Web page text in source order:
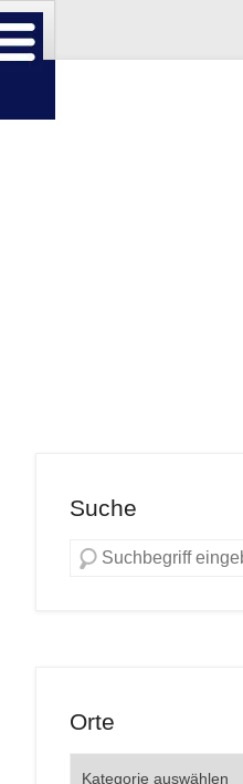
Suche
Orte